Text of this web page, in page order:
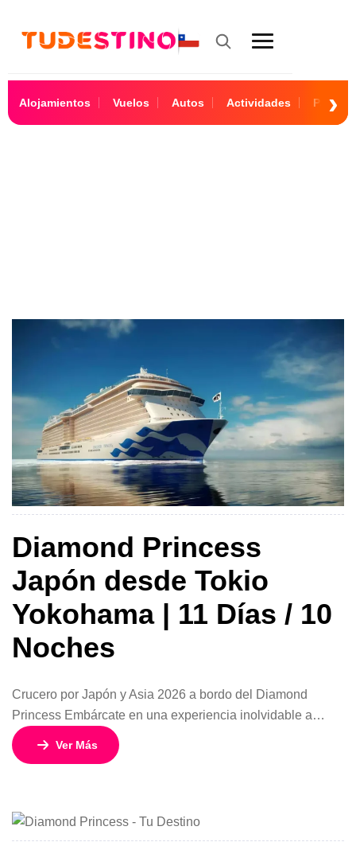
Alojamientos Vuelos Autos Actividades
Diamond Princess
Japón desde Tokio
Yokohama | 11 Días / 10
Noches
Crucero por Japón y Asia 2026 a bordo del Diamond
Princess Embárcate en una experiencia inolvidable a
bordo del elegante Diamond Princess y descubre lo mejor
de Japón y Asia en un espectacular crucero de 11 días y
[…]
Ver Más